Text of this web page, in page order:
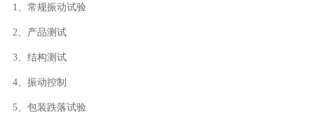
1、常规振动试验
2、产品测试
3、结构测试
4、振动控制
5、包装跌落试验